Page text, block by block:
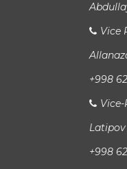
Vice
+998
Latipov
+998